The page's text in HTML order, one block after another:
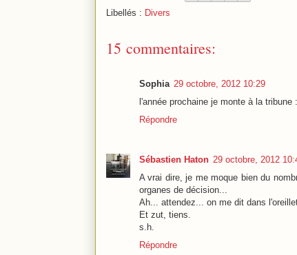
Libellés : Divers
15 commentaires:
Sophia 29 octobre, 2012 10:29
l'année prochaine je monte à la tribune
Répondre
Sébastien Haton 29 octobre, 2012
A vrai dire, je me moque bien du
organes de décision...
Ah... attendez... on me dit dans
Et zut, tiens.
s.h.
Répondre